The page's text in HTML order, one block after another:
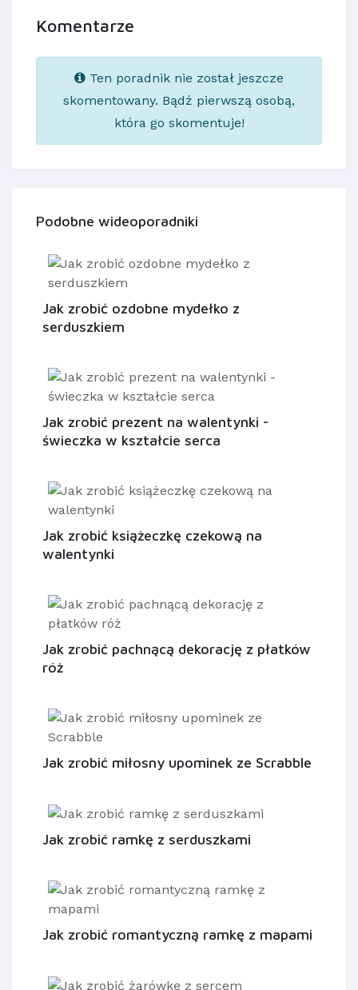
Komentarze
Ten poradnik nie został jeszcze
skomentowany. Bądź pierwszą osobą,
która go skomentuje!
Podobne wideoporadniki
Jak zrobić ozdobne mydełko z
serduszkiem
Jak zrobić prezent na walentynki -
świeczka w kształcie serca
Jak zrobić książeczkę czekową na
walentynki
Jak zrobić pachnącą dekorację z płatków
róż
Jak zrobić miłosny upominek ze Scrabble
Jak zrobić ramkę z serduszkami
Jak zrobić romantyczną ramkę z mapami